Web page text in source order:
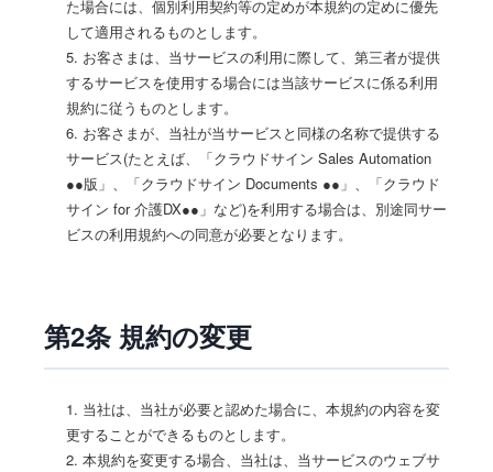
た場合には、個別利用契約等の定めが本規約の定めに優先
して適用されるものとします。
5. お客さまは、当サービスの利用に際して、第三者が提供
するサービスを使用する場合には当該サービスに係る利用
規約に従うものとします。
6. お客さまが、当社が当サービスと同様の名称で提供する
サービス(たとえば、「クラウドサイン Sales Automation
●●版」、「クラウドサイン Documents ●●」、「クラウド
サイン for 介護DX●●」など)を利用する場合は、別途同サー
ビスの利用規約への同意が必要となります。
第2条 規約の変更
1. 当社は、当社が必要と認めた場合に、本規約の内容を変
更することができるものとします。
2. 本規約を変更する場合、当社は、当サービスのウェブサ